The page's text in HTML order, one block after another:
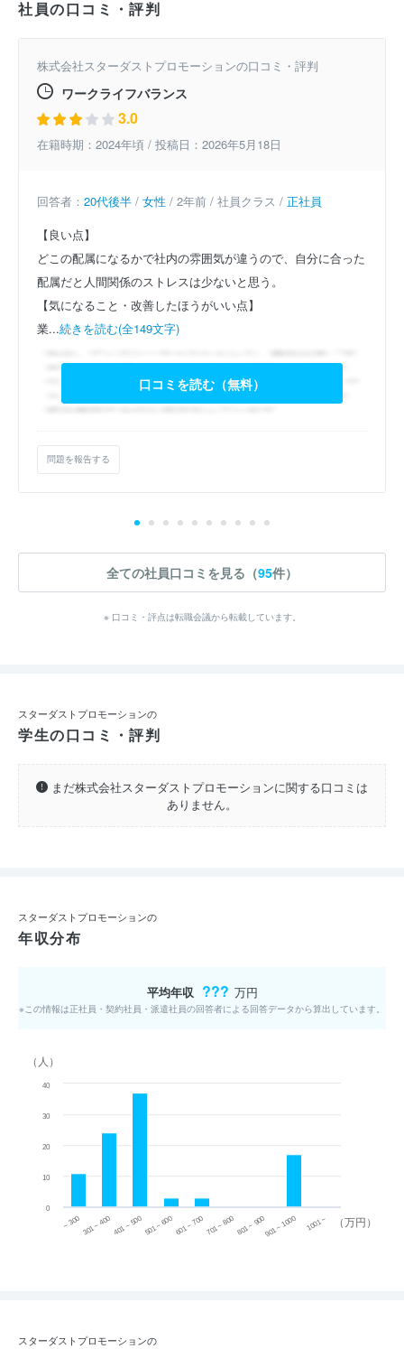
社員の口コミ・評判
株式会社スターダストプロモーションの口コミ・評判
ワークライフバランス
3.0
在籍時期：2024年頃 / 投稿日：2026年5月18日
回答者： 20代後半 / 女性 / 2年前 / 社員クラス / 正社員
【良い点】
どこの配属になるかで社内の雰囲気が違うので、自分に合った
配属だと人間関係のストレスは少ないと思う。
【気になること・改善したほうがいい点】
業...続きを読む(全149文字)
口コミを読む（無料）
問題を報告する
全ての社員口コミを見る（95件）
※ 口コミ・評点は転職会議から転載しています。
スターダストプロモーションの
学生の口コミ・評判
まだ株式会社スターダストプロモーションに関する口コミは
ありません。
スターダストプロモーションの
年収分布
平均年収 ??? 万円
※この情報は正社員・契約社員・派遣社員の回答者による回答データから算出しています。
（万円）
（人）
~ 300 301 ~ 400 401 ~ 500501 ~ 600601 ~ 700701 ~ 800801 ~ 900901 ~ 1000 1001 ~
0
10
20
30
40
スターダストプロモーションの